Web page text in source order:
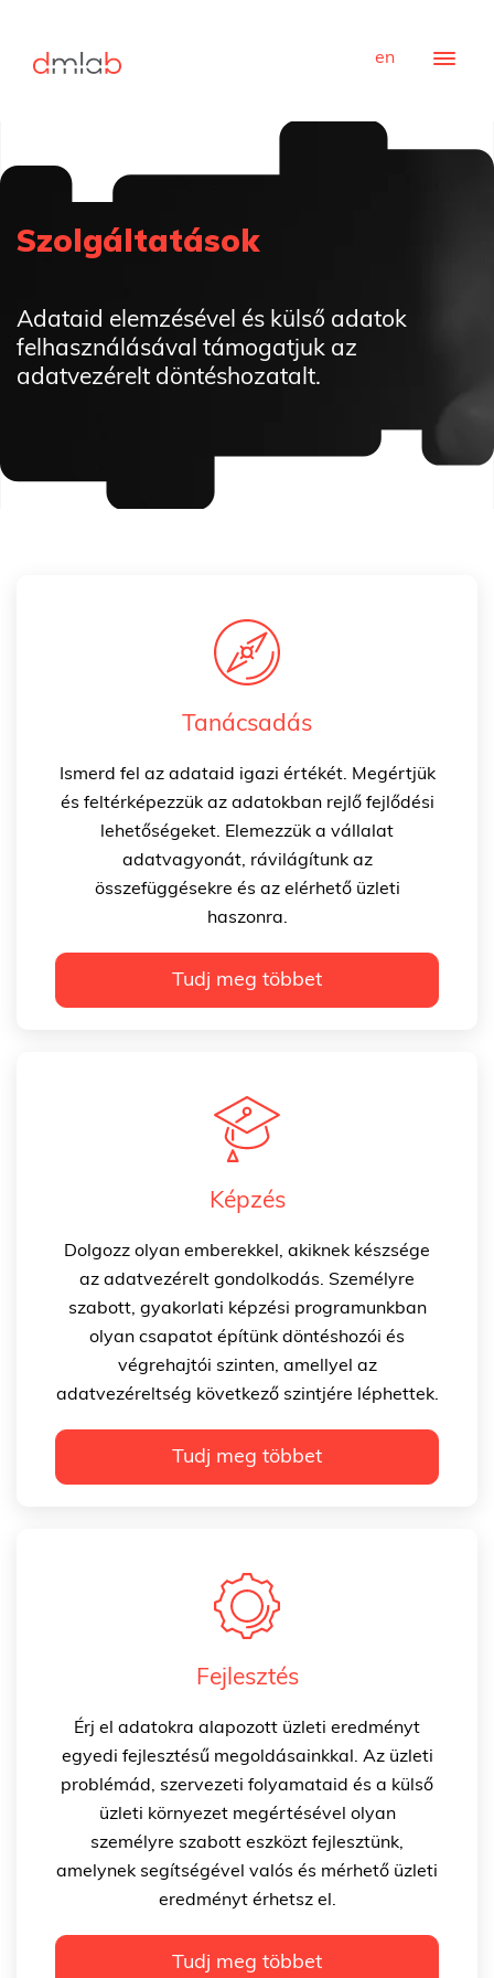
en
Szolgáltatások
Adataid elemzésével és külső adatok
felhasználásával támogatjuk az
adatvezérelt döntéshozatalt.
Tanácsadás
Ismerd fel az adataid igazi értékét. Megértjük
és feltérképezzük az adatokban rejlő fejlődési
lehetőségeket. Elemezzük a vállalat
adatvagyonát, rávilágítunk az
összefüggésekre és az elérhető üzleti
haszonra.
Tudj meg többet
Képzés
Dolgozz olyan emberekkel, akiknek készsége
az adatvezérelt gondolkodás. Személyre
szabott, gyakorlati képzési programunkban
olyan csapatot építünk döntéshozói és
végrehajtói szinten, amellyel az
adatvezéreltség következő szintjére léphettek.
Tudj meg többet
Fejlesztés
Érj el adatokra alapozott üzleti eredményt
egyedi fejlesztésű megoldásainkkal. Az üzleti
problémád, szervezeti folyamataid és a külső
üzleti környezet megértésével olyan
személyre szabott eszközt fejlesztünk,
amelynek segítségével valós és mérhető üzleti
eredményt érhetsz el.
Tudj meg többet